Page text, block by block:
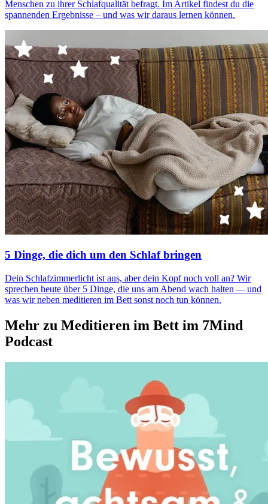
Menschen zu ihrer Schlafqualität befragt. Im Artikel findest du die
spannenden Ergebnisse – und was wir daraus lernen können.
5 Dinge, die dich um den Schlaf bringen
Dein Schlaf­zim­mer­licht ist aus, aber dein Kopf noch voll an? Wir
spre­chen heute über 5 Dinge, die uns am Abend wach halten — und
was wir neben meditieren im Bett sonst noch tun können.
Mehr zu Meditieren im Bett im 7Mind
Podcast